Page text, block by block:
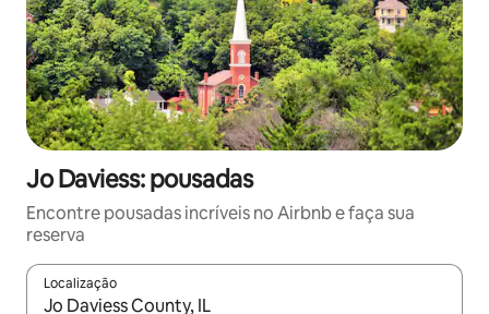
Jo Daviess: pousadas
Encontre pousadas incríveis no Airbnb e faça sua
reserva
Localização
Quando os resultados estiverem disponíveis, explore-os